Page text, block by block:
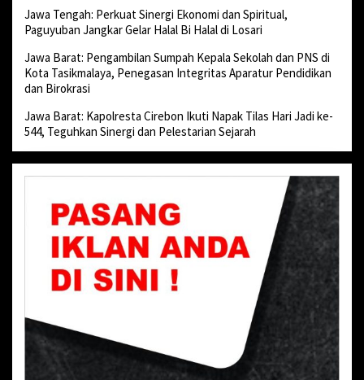
Jawa Tengah: Perkuat Sinergi Ekonomi dan Spiritual,
Paguyuban Jangkar Gelar Halal Bi Halal di Losari
Jawa Barat: Pengambilan Sumpah Kepala Sekolah dan PNS di
Kota Tasikmalaya, Penegasan Integritas Aparatur Pendidikan
dan Birokrasi
Jawa Barat: Kapolresta Cirebon Ikuti Napak Tilas Hari Jadi ke-
544, Teguhkan Sinergi dan Pelestarian Sejarah